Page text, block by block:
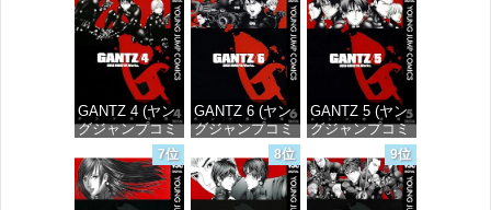
価格：¥100 価格：¥100 価格：¥100
GANTZ 4 (ヤン
グジャンプコミ
ックスDIGITAL)
価格：¥100
GANTZ 6 (ヤン
グジャンプコミ
ックスDIGITAL)
価格：¥100
GANTZ 5 (ヤン
グジャンプコミ
ックスDIGITAL)
価格：¥100
7位 8位 9位